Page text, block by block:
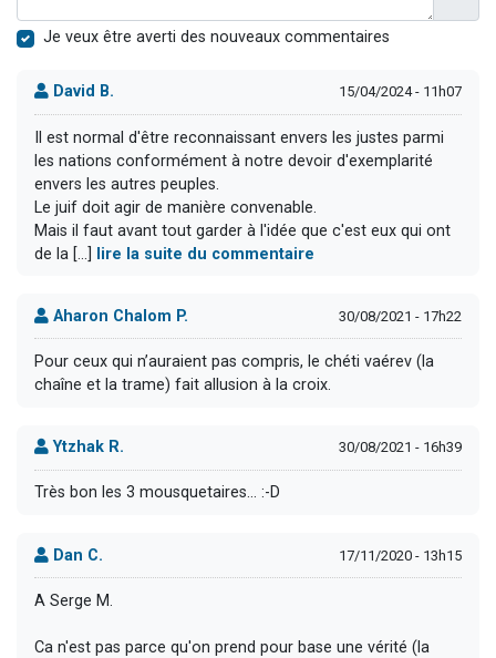
Je veux être averti des nouveaux commentaires
David B. 15/04/2024 - 11h07
Il est normal d'être reconnaissant envers les justes parmi
les nations conformément à notre devoir d'exemplarité
envers les autres peuples.
Le juif doit agir de manière convenable.
Mais il faut avant tout garder à l'idée que c'est eux qui ont
de la [...]
lire la suite du commentaire
Aharon Chalom P. 30/08/2021 - 17h22
Pour ceux qui n’auraient pas compris, le chéti vaérev (la
chaîne et la trame) fait allusion à la croix.
Ytzhak R. 30/08/2021 - 16h39
Très bon les 3 mousquetaires... :-D
Dan C. 17/11/2020 - 13h15
A Serge M.
Ca n'est pas parce qu'on prend pour base une vérité (la